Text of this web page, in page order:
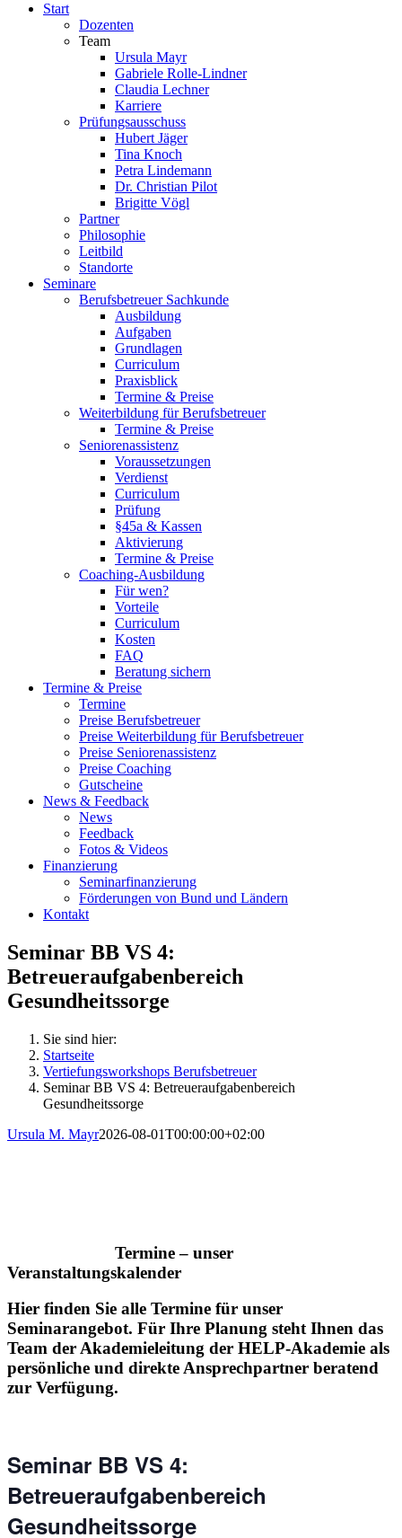
Start
Dozenten
Team
Ursula Mayr
Gabriele Rolle-Lindner
Claudia Lechner
Karriere
Prüfungsausschuss
Hubert Jäger
Tina Knoch
Petra Lindemann
Dr. Christian Pilot
Brigitte Vögl
Partner
Philosophie
Leitbild
Standorte
Seminare
Berufsbetreuer Sachkunde
Ausbildung
Aufgaben
Grundlagen
Curriculum
Praxisblick
Termine & Preise
Weiterbildung für Berufsbetreuer
Termine & Preise
Seniorenassistenz
Voraussetzungen
Verdienst
Curriculum
Prüfung
§45a & Kassen
Aktivierung
Termine & Preise
Coaching-Ausbildung
Für wen?
Vorteile
Curriculum
Kosten
FAQ
Beratung sichern
Termine & Preise
Termine
Preise Berufsbetreuer
Preise Weiterbildung für Berufsbetreuer
Preise Seniorenassistenz
Preise Coaching
Gutscheine
News & Feedback
News
Feedback
Fotos & Videos
Finanzierung
Seminarfinanzierung
Förderungen von Bund und Ländern
Kontakt
Seminar BB VS 4:
Betreueraufgabenbereich
Gesundheitssorge
Sie sind hier:
Startseite
Vertiefungsworkshops Berufsbetreuer
Seminar BB VS 4: Betreueraufgabenbereich
Gesundheitssorge
Ursula M. Mayr2026-08-01T00:00:00+02:00
Termine – unser
Veranstaltungskalender
Hier finden Sie alle Termine für unser
Seminarangebot. Für Ihre Planung steht Ihnen das
Team der Akademieleitung der HELP-Akademie als
persönliche und direkte Ansprechpartner beratend
zur Verfügung.
Seminar BB VS 4:
Betreueraufgabenbereich
Gesundheitssorge